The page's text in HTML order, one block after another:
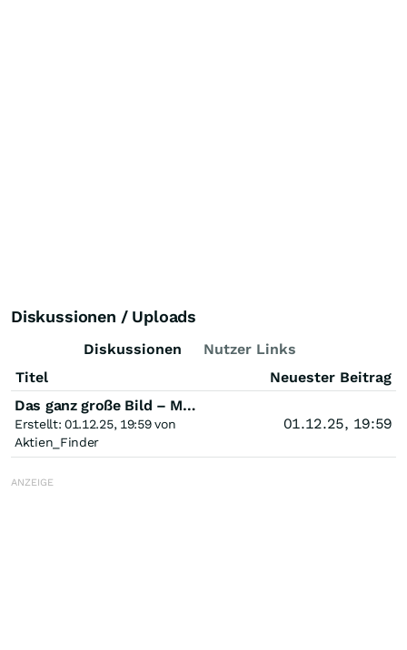
Diskussionen / Uploads
Diskussionen
Nutzer Links
Titel
Neuester Beitrag
Das ganz große Bild – M2-Geldmenge und Risikobereitschaft
Erstellt: 01.12.25, 19:59 von
Aktien_Finder
01.12.25, 19:59